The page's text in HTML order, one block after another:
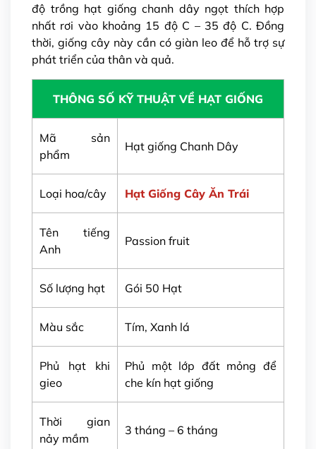
độ trồng hạt giống chanh dây ngọt thích hợp
nhất rơi vào khoảng 15 độ C – 35 độ C. Đồng
thời, giống cây này cần có giàn leo để hỗ trợ sự
phát triển của thân và quả.
THÔNG SỐ KỸ THUẬT VỀ HẠT GIỐNG
Mã sản
phẩm
Hạt giống Chanh Dây
Loại hoa/cây Hạt Giống Cây Ăn Trái
Tên tiếng
Anh
Passion fruit
Số lượng hạt Gói 50 Hạt
Màu sắc Tím, Xanh lá
Phủ hạt khi
gieo
Phủ một lớp đất mỏng để
che kín hạt giống
Thời gian
nảy mầm
3 tháng – 6 tháng